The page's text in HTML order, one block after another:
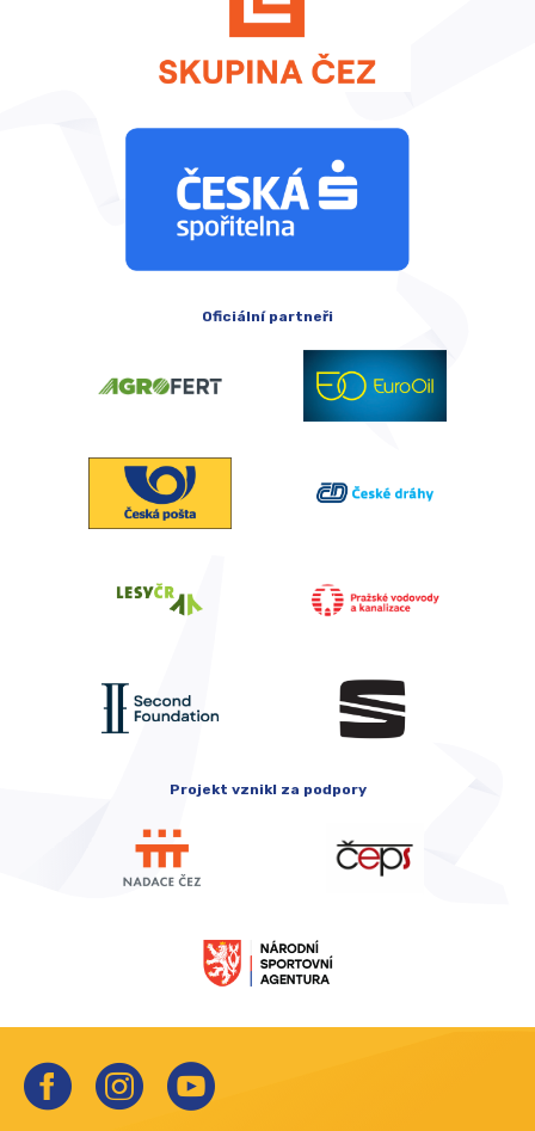
Oficiální partneři
Projekt vznikl za podpory